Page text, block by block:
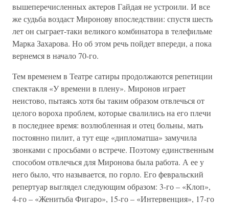
вышеперечисленных актеров Гайдая не устроили. И все
же судьба воздаст Миронову впоследствии: спустя шесть
лет он сыграет-таки великого комбинатора в телефильме
Марка Захарова. Но об этом речь пойдет впереди, а пока
вернемся в начало 70-го.
Тем временем в Театре сатиры продолжаются репетиции
спектакля «У времени в плену». Миронов играет
неистово, пытаясь хотя бы таким образом отвлечься от
целого вороха проблем, которые свалились на его плечи
в последнее время: возлюбленная и отец больны, мать
постоянно пилит, а тут еще «дипломатша» замучила
звонками с просьбами о встрече. Поэтому единственным
способом отвлечься для Миронова была работа. А ее у
него было, что называется, по горло. Его февральский
репертуар выглядел следующим образом: 3-го – «Клоп»,
4-го – «Женитьба Фигаро», 15-го – «Интервенция», 17-го